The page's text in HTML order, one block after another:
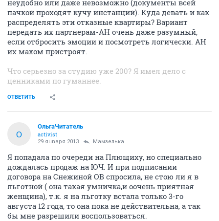
неудобно или даже невозможно (документы всей
пачкой проходят кучу инстанций). Куда девать и как
распределять эти отказные квартиры? Вариант
передать их партнерам-АН очень даже разумный,
если отбросить эмоции и посмотреть логически. АН
их махом пристроят.
Что серьезно за студию уже 200? Я имел дело с
ценниками по гуманнее.
ОТВЕТИТЬ
О
ОльгаЧитатель
activist
29 января 2013 Мамзелька
Я попадала по очереди на Плющиху, но специально
дождалась продаж на ЮЧ. И при подписании
договора на Снежиной ОВ спросила, не стою ли я в
льготной ( она такая умничка,и оочень приятная
женщина), т.к. я на льготку встала только 3-го
августа 12 года, то она пока не действительна, а так
бы мне разрешили воспользоваться.